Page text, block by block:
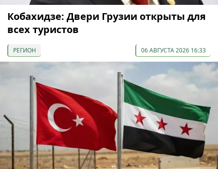
Кобахидзе: Двери Грузии открыты для
всех туристов
РЕГИОН 06 АВГУСТА 2026 16:33